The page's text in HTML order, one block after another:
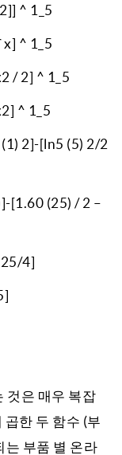
^ 1_5
x] ^ 1_5
/ 2] ^ 1_5
^ 1_5
2]-[ln5 (5) 2/2
[1.60 (25) / 2 –
25/4]
것은 매우 복잡
한 두 함수 (부
는 부품 별 온라